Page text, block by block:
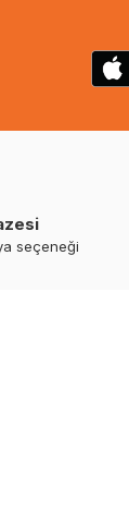
seçeneği